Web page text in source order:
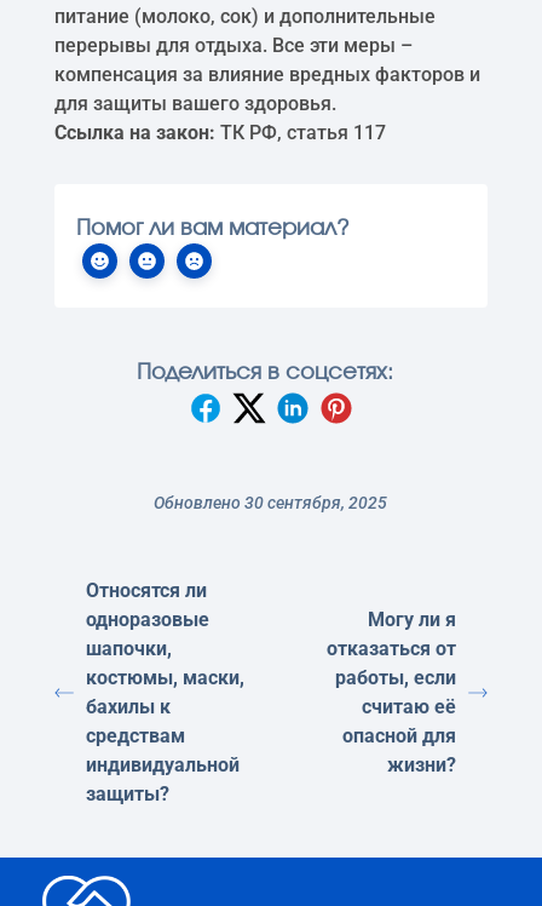
питание (молоко, сок) и дополнительные
перерывы для отдыха. Все эти меры –
компенсация за влияние вредных факторов и
для защиты вашего здоровья.
Ссылка на закон: ТК РФ, статья 117
Помог ли вам материал?
Поделиться в соцсетях:
Обновлено 30 сентября, 2025
Относятся ли
одноразовые
шапочки,
костюмы, маски,
бахилы к
средствам
индивидуальной
защиты?
Могу ли я
отказаться от
работы, если
считаю её
опасной для
жизни?